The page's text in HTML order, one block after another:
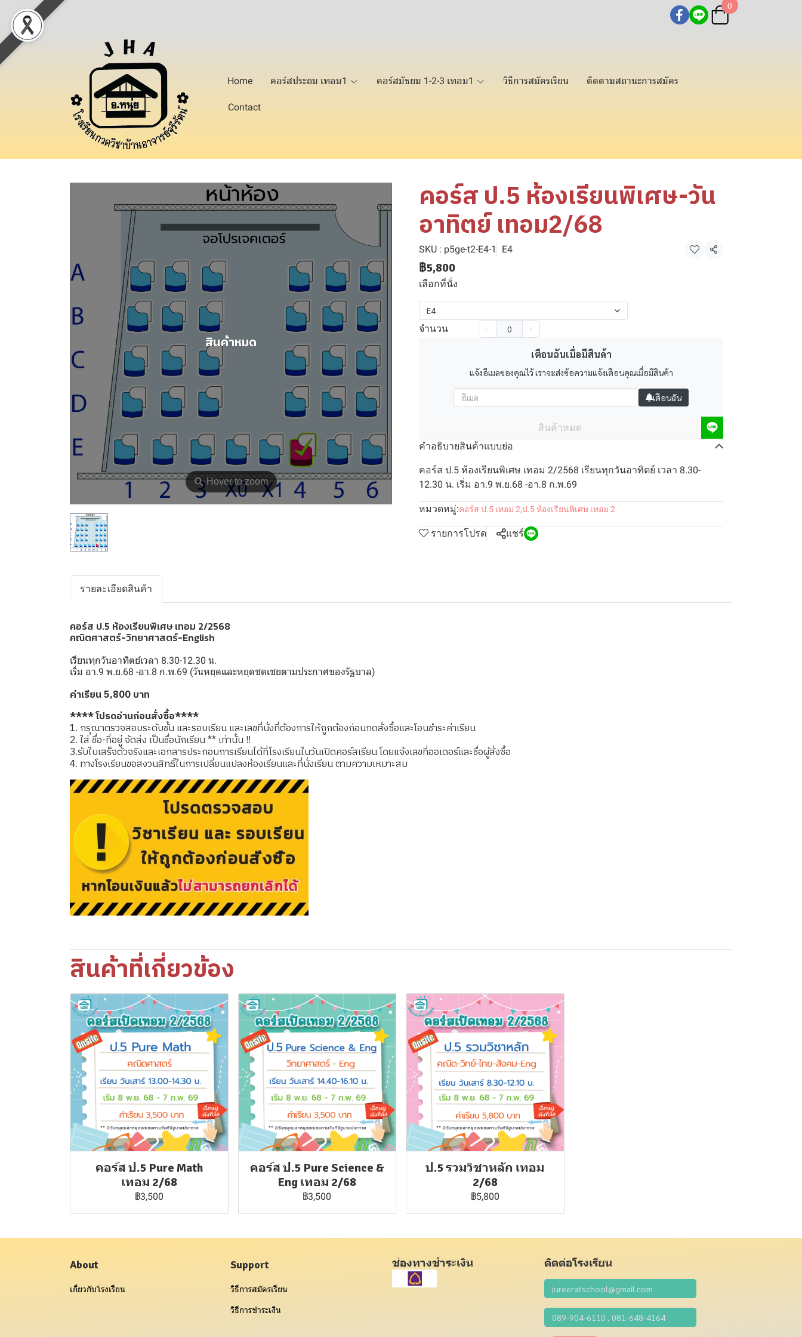
0
Home คอร์สประถม เทอม1 คอร์สมัธยม 1-2-3 เทอม1 วิธีการสมัครเรียน ติดตามสถานะการสมัคร
Contact
⚲Hover to zoom
สินค้าหมด
คอร์ส ป.5 ห้องเรียนพิเศษ-วัน
อาทิตย์ เทอม2/68
SKU : p5ge-t2-E4-1 E4 แชร์
฿5,800
เลือกที่นั่ง
E4
จำนวน
เตือนฉันเมื่อมีสินค้า
แจ้งอีเมลของคุณไว้ เราจะส่งข้อความแจ้งเตือนคุณเมื่อมีสินค้า
เตือนฉัน
สินค้าหมด
คำอธิบายสินค้าแบบย่อ
คอร์ส ป.5 ห้องเรียนพิเศษ เทอม 2/2568 เรียนทุกวันอาทิตย์ เวลา 8.30-
12.30 น. เริ่ม อา.9 พ.ย.68 -อา.8 ก.พ.69
หมวดหมู่:คอร์ส ป.5 เทอม 2,ป.5 ห้องเรียนพิเศษ เทอม 2
รายการโปรด แชร์
รายละเอียดสินค้า
คอร์ส ป.5 ห้องเรียนพิเศษ เทอม 2/2568
คณิตศาสตร์-วิทยาศาสตร์-English
เรียนทุกวันอาทิตย์เวลา 8.30-12.30 น.
เริ่ม อา.9 พ.ย.68 -อา.8 ก.พ.69 (วันหยุดและหยุดชดเชยตามประกาศของรัฐบาล)
ค่าเรียน 5,800 บาท
**** โปรดอ่านก่อนสั่งซื้อ****
1. กรุณาตรวจสอบระดับชั้น และรอบเรียน และเลขที่นั่งที่ต้องการให้ถูกต้องก่อนกดสั่งซื้อและโอนชำระค่าเรียน
2. ใส่ ชื่อ-ที่อยู่ จัดส่ง เป็นชื่อนักเรียน ** เท่านั้น !!
3.รับใบเสร็จตัวจริงและเอกสารประกอบการเรียนได้ที่โรงเรียนในวันเปิดคอร์สเรียน โดยแจ้งเลขที่ออเดอร์และชื่อผู้สั่งซื้อ
4. ทางโรงเรียนขอสงวนสิทธิ์ในการเปลี่ยนแปลงห้องเรียนและที่นั่งเรียน ตามความเหมาะสม
สินค้าที่เกี่ยวข้อง
คอร์ส ป.5 Pure Math
เทอม 2/68
฿3,500
คอร์ส ป.5 Pure Science &
Eng เทอม 2/68
฿3,500
ป.5 รวมวิชาหลัก เทอม
2/68
฿5,800
About
เกี่ยวกับโรงเรียน
Support
วิธีการสมัครเรียน
วิธีการชำระเงิน
ช่องทางชำระเงิน ติดต่อโรงเรียน